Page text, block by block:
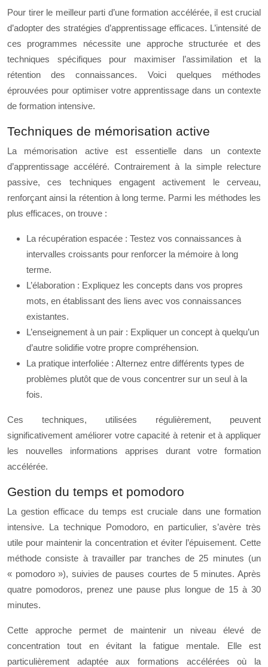
Pour tirer le meilleur parti d’une formation accélérée, il est crucial
d’adopter des stratégies d’apprentissage efficaces. L’intensité de
ces programmes nécessite une approche structurée et des
techniques spécifiques pour maximiser l’assimilation et la
rétention des connaissances. Voici quelques méthodes
éprouvées pour optimiser votre apprentissage dans un contexte
de formation intensive.
Techniques de mémorisation active
La mémorisation active est essentielle dans un contexte
d’apprentissage accéléré. Contrairement à la simple relecture
passive, ces techniques engagent activement le cerveau,
renforçant ainsi la rétention à long terme. Parmi les méthodes les
plus efficaces, on trouve :
La récupération espacée : Testez vos connaissances à
intervalles croissants pour renforcer la mémoire à long
terme.
L’élaboration : Expliquez les concepts dans vos propres
mots, en établissant des liens avec vos connaissances
existantes.
L’enseignement à un pair : Expliquer un concept à quelqu’un
d’autre solidifie votre propre compréhension.
La pratique interfoliée : Alternez entre différents types de
problèmes plutôt que de vous concentrer sur un seul à la
fois.
Ces techniques, utilisées régulièrement, peuvent
significativement améliorer votre capacité à retenir et à appliquer
les nouvelles informations apprises durant votre formation
accélérée.
Gestion du temps et pomodoro
La gestion efficace du temps est cruciale dans une formation
intensive. La technique Pomodoro, en particulier, s’avère très
utile pour maintenir la concentration et éviter l’épuisement. Cette
méthode consiste à travailler par tranches de 25 minutes (un
« pomodoro »), suivies de pauses courtes de 5 minutes. Après
quatre pomodoros, prenez une pause plus longue de 15 à 30
minutes.
Cette approche permet de maintenir un niveau élevé de
concentration tout en évitant la fatigue mentale. Elle est
particulièrement adaptée aux formations accélérées où la